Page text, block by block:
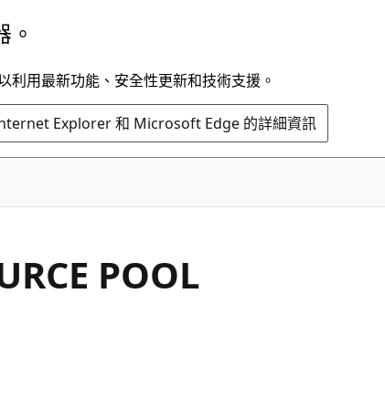
用最新功能、安全性更新和技術支援。
Explorer 和 Microsoft Edge 的詳細資訊
POOL